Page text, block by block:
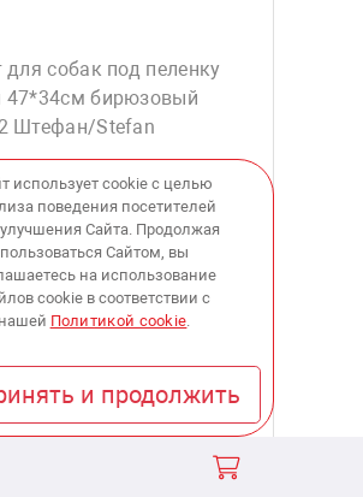
для собак под пеленку
47*34см бирюзовый
Штефан/Stefan
1 489
купить
В наличии:
в 2 магазинах
использует cookie с целью
поведения посетителей
Сайта. Продолжая
пользоваться Сайтом, вы
на использование
cookie в соответствии с
нашей Политикой cookie.
и продолжить